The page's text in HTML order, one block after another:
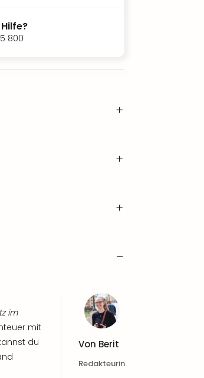
800
im
mit
du
Von Berit
Redakteurin